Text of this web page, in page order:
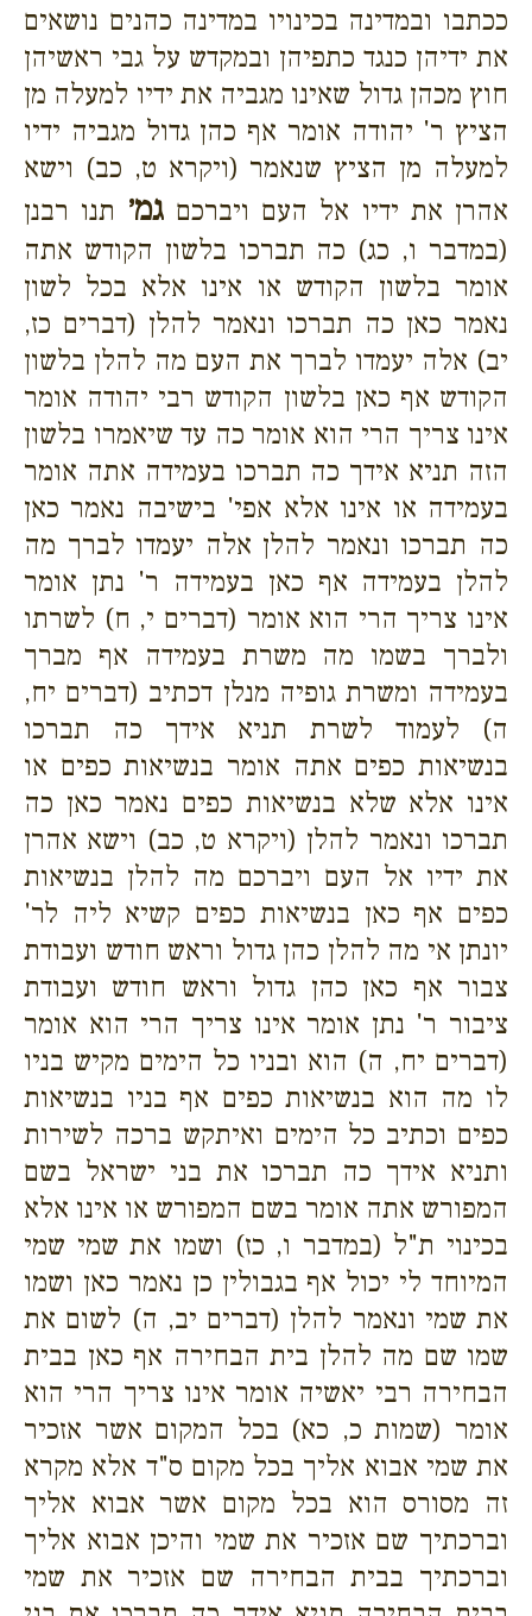
ככתבו ובמדינה בכינויו במדינה כהנים נושאים
את ידיהן כנגד כתפיהן ובמקדש על גבי ראשיהן
חוץ מכהן גדול שאינו מגביה את ידיו למעלה מן
הציץ ר' יהודה אומר אף כהן גדול מגביה ידיו
למעלה מן הציץ שנאמר (ויקרא ט, כב) וישא
אהרן את ידיו אל העם ויברכםגמ׳ תנו רבנן
(במדבר ו, כג) כה תברכו בלשון הקודש אתה
אומר בלשון הקודש או אינו אלא בכל לשון
נאמר כאן כה תברכו ונאמר להלן (דברים כז,
יב) אלה יעמדו לברך את העם מה להלן בלשון
הקודש אף כאן בלשון הקודש רבי יהודה אומר
אינו צריך הרי הוא אומר כה עד שיאמרו בלשון
הזה תניא אידך כה תברכו בעמידה אתה אומר
בעמידה או אינו אלא אפי' בישיבה נאמר כאן
כה תברכו ונאמר להלן אלה יעמדו לברך מה
להלן בעמידה אף כאן בעמידה ר' נתן אומר
אינו צריך הרי הוא אומר (דברים י, ח) לשרתו
ולברך בשמו מה משרת בעמידה אף מברך
בעמידה ומשרת גופיה מנלן דכתיב (דברים יח,
ה) לעמוד לשרת תניא אידך כה תברכו
בנשיאות כפים אתה אומר בנשיאות כפים או
אינו אלא שלא בנשיאות כפים נאמר כאן כה
תברכו ונאמר להלן (ויקרא ט, כב) וישא אהרן
את ידיו אל העם ויברכם מה להלן בנשיאות
כפים אף כאן בנשיאות כפים קשיא ליה לר'
יונתן אי מה להלן כהן גדול וראש חודש ועבודת
צבור אף כאן כהן גדול וראש חודש ועבודת
ציבור ר' נתן אומר אינו צריך הרי הוא אומר
(דברים יח, ה) הוא ובניו כל הימים מקיש בניו
לו מה הוא בנשיאות כפים אף בניו בנשיאות
כפים וכתיב כל הימים ואיתקש ברכה לשירות
ותניא אידך כה תברכו את בני ישראל בשם
המפורש אתה אומר בשם המפורש או אינו אלא
בכינוי ת"ל (במדבר ו, כז) ושמו את שמי שמי
המיוחד לי יכול אף בגבולין כן נאמר כאן ושמו
את שמי ונאמר להלן (דברים יב, ה) לשום את
שמו שם מה להלן בית הבחירה אף כאן בבית
הבחירה רבי יאשיה אומר אינו צריך הרי הוא
אומר (שמות כ, כא) בכל המקום אשר אזכיר
את שמי אבוא אליך בכל מקום ס"ד אלא מקרא
זה מסורס הוא בכל מקום אשר אבוא אליך
וברכתיך שם אזכיר את שמי והיכן אבוא אליך
וברכתיך בבית הבחירה שם אזכיר את שמי